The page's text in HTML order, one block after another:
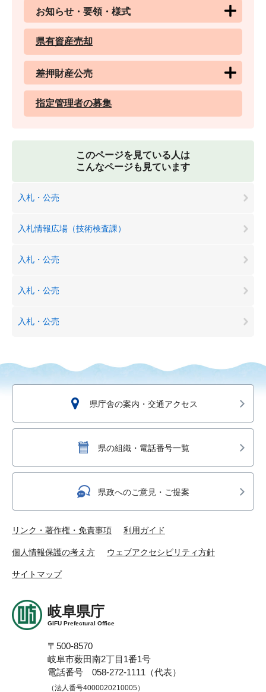
お知らせ・要領・様式
県有資産売却
差押財産公売
指定管理者の募集
このページを見ている人は
こんなページも見ています
入札・公売
入札情報広場（技術検査課）
入札・公売
入札・公売
入札・公売
県庁舎の案内・交通アクセス
県の組織・電話番号一覧
県政へのご意見・ご提案
リンク・著作権・免責事項 利用ガイド
個人情報保護の考え方 ウェブアクセシビリティ方針
サイトマップ
岐阜県庁
GIFU Prefectural Office
〒500-8570
岐阜市薮田南2丁目1番1号
電話番号 058-272-1111（代表）
（法人番号4000020210005）